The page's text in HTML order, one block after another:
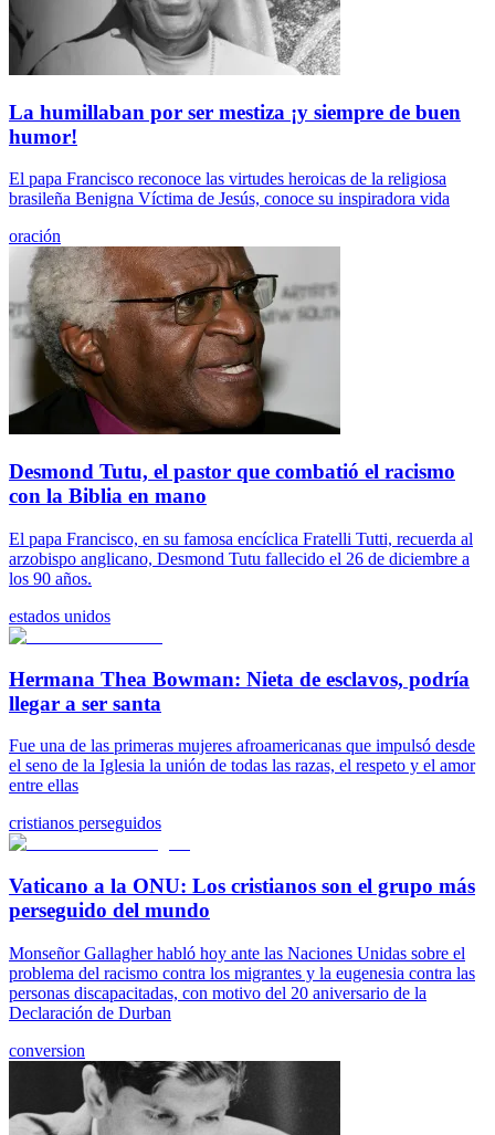
La humillaban por ser mestiza ¡y siempre de buen
humor!
El papa Francisco reconoce las virtudes heroicas de la religiosa
brasileña Benigna Víctima de Jesús, conoce su inspiradora vida
oración
Desmond Tutu, el pastor que combatió el racismo
con la Biblia en mano
El papa Francisco, en su famosa encíclica Fratelli Tutti, recuerda al
arzobispo anglicano, Desmond Tutu fallecido el 26 de diciembre a
los 90 años.
estados unidos
Hermana Thea Bowman: Nieta de esclavos, podría
llegar a ser santa
Fue una de las primeras mujeres afroamericanas que impulsó desde
el seno de la Iglesia la unión de todas las razas, el respeto y el amor
entre ellas
cristianos perseguidos
Vaticano a la ONU: Los cristianos son el grupo más
perseguido del mundo
Monseñor Gallagher habló hoy ante las Naciones Unidas sobre el
problema del racismo contra los migrantes y la eugenesia contra las
personas discapacitadas, con motivo del 20 aniversario de la
Declaración de Durban
conversion